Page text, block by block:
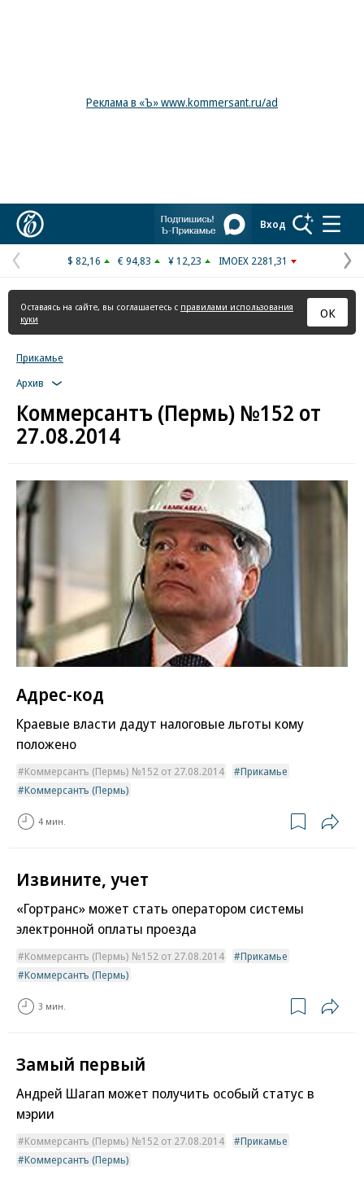
Реклама в «Ъ» www.kommersant.ru/ad
Вход
Предыдущая
страница
$ 82,16 € 94,83 ¥ 12,23 IMOEX 2281,31
Оставаясь на сайте, вы соглашаетесь с правилами использования
куки
ОК
Прикамье
Архив
Коммерсантъ (Пермь) №152 от
27.08.2014
Адрес-код
Краевые власти дадут налоговые льготы кому
положено
Коммерсантъ (Пермь) №152 от 27.08.2014
Прикамье
Коммерсантъ (Пермь)
4 мин.
Извините, учет
«Гортранс» может стать оператором системы
электронной оплаты проезда
Коммерсантъ (Пермь) №152 от 27.08.2014
Прикамье
Коммерсантъ (Пермь)
3 мин.
Замый первый
Андрей Шагап может получить особый статус в
мэрии
Коммерсантъ (Пермь) №152 от 27.08.2014
Прикамье
Коммерсантъ (Пермь)